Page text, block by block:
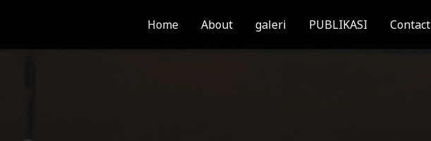
Home About galeri PUBLIKASI Contact